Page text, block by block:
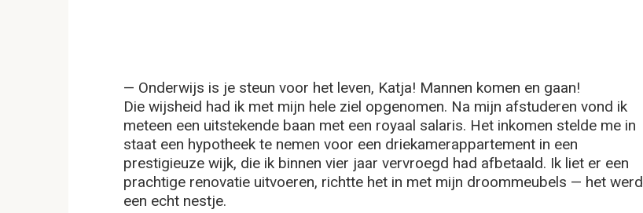
— Onderwijs is je steun voor het leven, Katja! Mannen komen en gaan!
Die wijsheid had ik met mijn hele ziel opgenomen. Na mijn afstuderen vond ik
meteen een uitstekende baan met een royaal salaris. Het inkomen stelde me in
staat een hypotheek te nemen voor een driekamerappartement in een
prestigieuze wijk, die ik binnen vier jaar vervroegd had afbetaald. Ik liet er een
prachtige renovatie uitvoeren, richtte het in met mijn droommeubels — het werd
een echt nestje.